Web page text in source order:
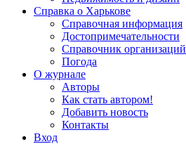
Справка о Харькове
Справочная информация
Достопримечательности
Справочник организаций
Погода
О журнале
Авторы
Как стать автором!
Добавить новость
Контакты
Вход